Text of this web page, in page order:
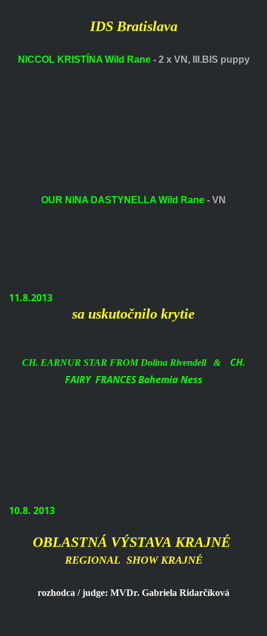
IDS Bratislava
NICCOL KRISTÍNA Wild Rane- 2 x VN, III.BIS puppy
OUR NINA DASTYNELLA Wild Rane - VN
11.8.2013
sa uskutočnilo krytie
CH. EARNUR STAR FROM Dolina Rivendell & CH.
FAIRY FRANCES Bohemia Ness
10.8. 2013
OBLASTNÁ VÝSTAVA KRAJNÉ
REGIONAL SHOW KRAJNÉ
rozhodca / judge: MVDr. Gabriela Ridarčíková